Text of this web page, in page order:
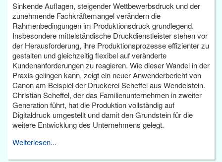
Sinkende Auflagen, steigender Wettbewerbsdruck und der
zunehmende Fachkräftemangel verändern die
Rahmenbedingungen im Produktionsdruck grundlegend.
Insbesondere mittelständische Druckdienstleister stehen vor
der Herausforderung, ihre Produktionsprozesse effizienter zu
gestalten und gleichzeitig flexibel auf veränderte
Kundenanforderungen zu reagieren. Wie dieser Wandel in der
Praxis gelingen kann, zeigt ein neuer Anwenderbericht von
Canon am Beispiel der Druckerei Scheffel aus Wendelstein.
Christian Scheffel, der das Familienunternehmen in zweiter
Generation führt, hat die Produktion vollständig auf
Digitaldruck umgestellt und damit den Grundstein für die
weitere Entwicklung des Unternehmens gelegt.
Weiterlesen...